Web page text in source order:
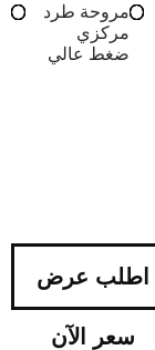
مروحة طرد
مركزي
ضغط عالي
اطلب عرض
سعر الآن